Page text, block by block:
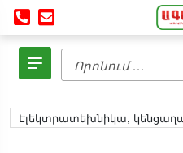
Էլեկտրատեխնիկա,